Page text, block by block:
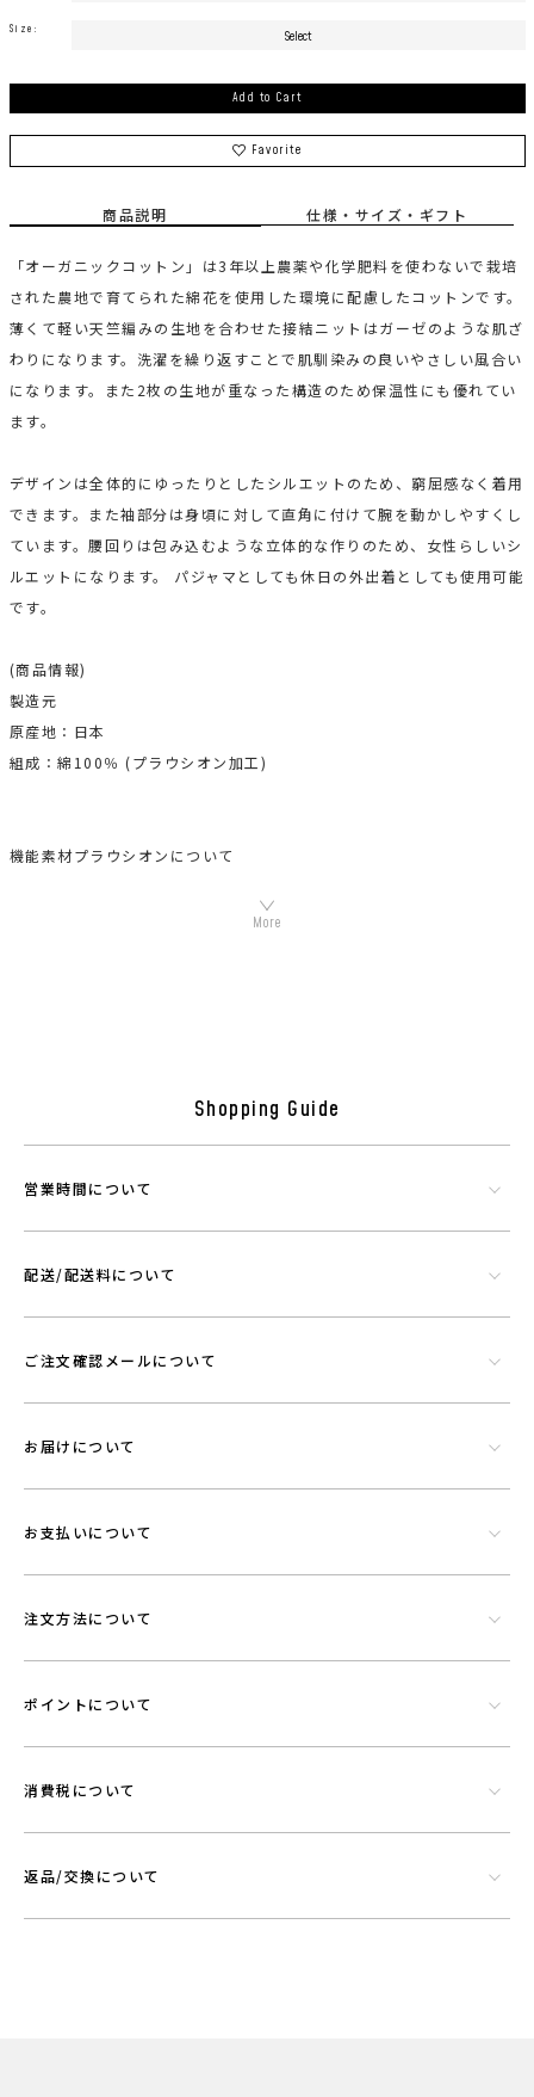
Size:
Add to Cart
Favorite
商品説明 仕様・サイズ・ギフト
「オーガニックコットン」は3年以上農薬や化学肥料を使わないで栽培
された農地で育てられた綿花を使用した環境に配慮したコットンです。
薄くて軽い天竺編みの生地を合わせた接結ニットはガーゼのような肌ざ
わりになります。洗濯を繰り返すことで肌馴染みの良いやさしい風合い
になります。また2枚の生地が重なった構造のため保温性にも優れてい
ます。
デザインは全体的にゆったりとしたシルエットのため、窮屈感なく着用
できます。また袖部分は身頃に対して直角に付けて腕を動かしやすくし
ています。腰回りは包み込むような立体的な作りのため、女性らしいシ
ルエットになります。 パジャマとしても休日の外出着としても使用可能
です。
(商品情報)
製造元
原産地：日本
組成：綿100％ (プラウシオン加工)
機能素材プラウシオンについて
エアに機能を持たせることができる素材です。
Shopping Guide
営業時間について
配送/配送料について
ご注文確認メールについて
お届けについて
お支払いについて
注文方法について
ポイントについて
消費税について
返品/交換について